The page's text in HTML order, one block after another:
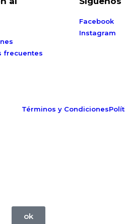
frecuentes
Facebook
Instagram
Términos y Condiciones
ok